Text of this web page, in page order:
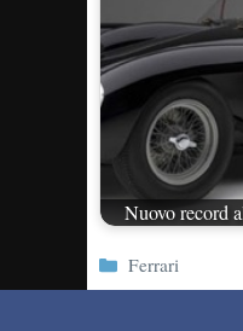
Nuovo record
Categorie
Ferrari